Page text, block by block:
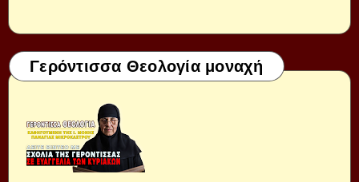
Γερόντισσα Θεολογία μοναχή